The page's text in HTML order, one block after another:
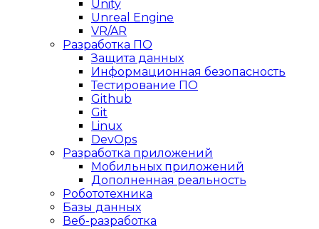
Unity
Unreal Engine
VR/AR
Разработка ПО
Защита данных
Информационная безопасность
Тестирование ПО
Github
Git
Linux
DevOps
Разработка приложений
Мобильных приложений
Дополненная реальность
Робототехника
Базы данных
Веб-разработка